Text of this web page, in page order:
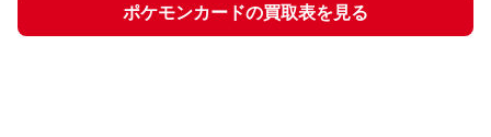
ポケモンカードの買取表を見る